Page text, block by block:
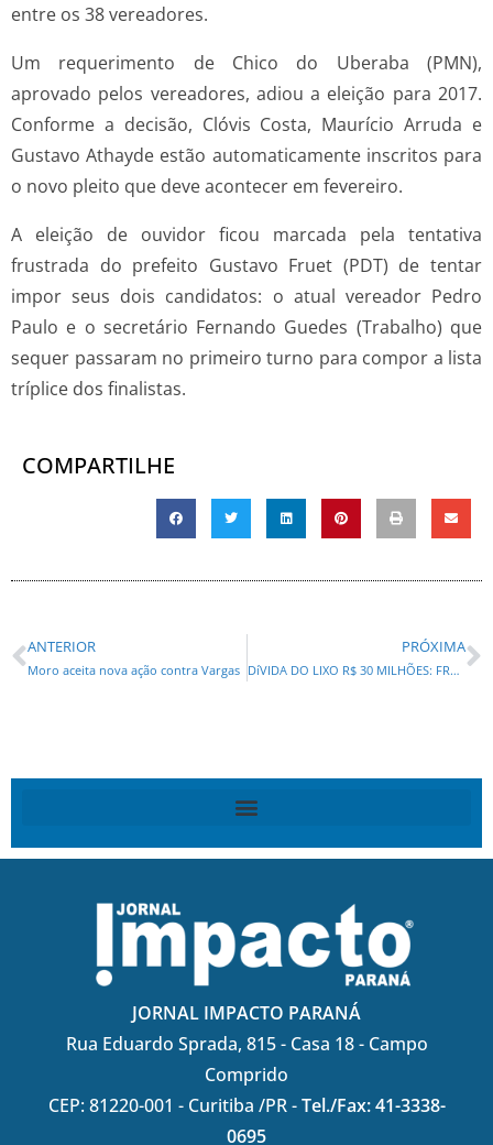
entre os 38 vereadores.
Um requerimento de Chico do Uberaba (PMN),
aprovado pelos vereadores, adiou a eleição para 2017.
Conforme a decisão, Clóvis Costa, Maurício Arruda e
Gustavo Athayde estão automaticamente inscritos para
o novo pleito que deve acontecer em fevereiro.
A eleição de ouvidor ficou marcada pela tentativa
frustrada do prefeito Gustavo Fruet (PDT) de tentar
impor seus dois candidatos: o atual vereador Pedro
Paulo e o secretário Fernando Guedes (Trabalho) que
sequer passaram no primeiro turno para compor a lista
tríplice dos finalistas.
COMPARTILHE
ANTERIOR
Moro aceita nova ação contra Vargas
PRÓXIMA
DíVIDA DO LIXO R$ 30 MILHÕES: FRUET VAI DEIXAR PARA GRECA PAGAR NO ANO QUE VEM?
JORNAL IMPACTO PARANÁ
Rua Eduardo Sprada, 815 - Casa 18 - Campo
Comprido
CEP: 81220-001 - Curitiba /PR -Tel./Fax: 41-3338-
0695